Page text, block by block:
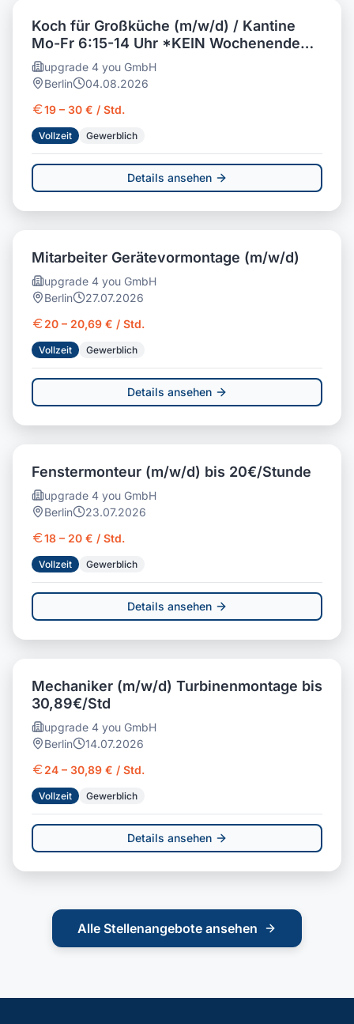
Koch für Großküche (m/w/d) / Kantine
Mo-Fr 6:15-14 Uhr *KEIN Wochenende
bis 30,00€/Std
upgrade 4 you GmbH
Berlin
04.08.2026
19 – 30 € / Std.
Vollzeit Gewerblich
Details ansehen
Mitarbeiter Gerätevormontage (m/w/d)
upgrade 4 you GmbH
Berlin
27.07.2026
20 – 20,69 € / Std.
Vollzeit Gewerblich
Details ansehen
Fenstermonteur (m/w/d) bis 20€/Stunde
upgrade 4 you GmbH
Berlin
23.07.2026
18 – 20 € / Std.
Vollzeit Gewerblich
Details ansehen
Mechaniker (m/w/d) Turbinenmontage bis
30,89€/Std
upgrade 4 you GmbH
Berlin
14.07.2026
24 – 30,89 € / Std.
Vollzeit Gewerblich
Details ansehen
Alle Stellenangebote ansehen